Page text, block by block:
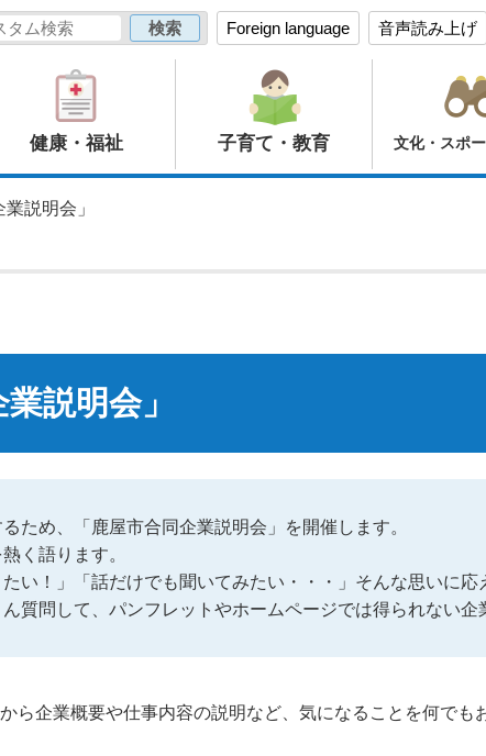
Foreign language 音声読み上げ
健康・福祉 子育て・教育 文化・スポ
説明会」
説明会」
ため、「鹿屋市合同企業説明会」を開催します。
く語ります。
い！」「話だけでも聞いてみたい・・・」そんな思いに応
質問して、パンフレットやホームページでは得られない企
企業概要や仕事内容の説明など、気になることを何でも